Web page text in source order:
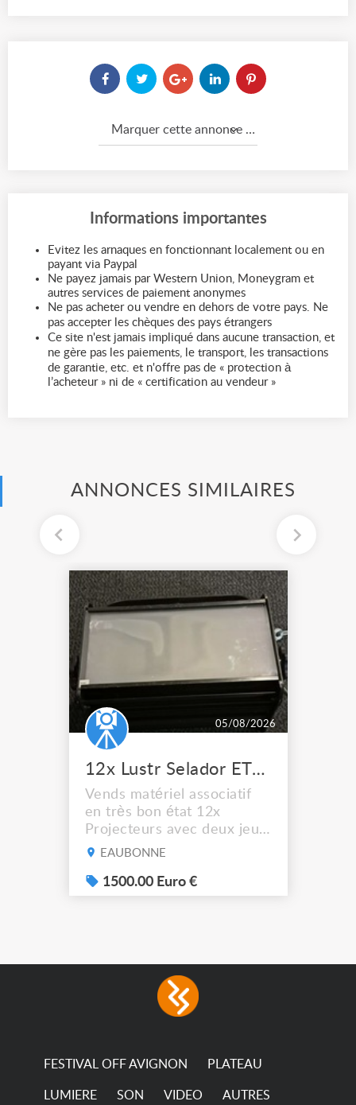
Marquer cette annonce comme...
Informations importantes
Evitez les arnaques en fonctionnant localement ou en
payant via Paypal
Ne payez jamais par Western Union, Moneygram et
autres services de paiement anonymes
Ne pas acheter ou vendre en dehors de votre pays. Ne
pas accepter les chèques des pays étrangers
Ce site n'est jamais impliqué dans aucune transaction, et
ne gère pas les paiements, le transport, les transactions
de garantie, etc. et n'offre pas de « protection à
l’acheteur » ni de « certification au vendeur »
ANNONCES SIMILAIRES
05/08/2026
12x Lustr Selador ETC Led 7x colors filtres
Vends matériel associatif
en très bon état 12x
Projecteurs avec deux jeux
de filtre filtre Lustr Selador
system – seven colour
LEDs providing the
consumption The
permanence of a 50,000-
EAUBONNE
1500.00 Euro €
FESTIVAL OFF AVIGNON PLATEAU
LUMIERE SON VIDEO AUTRES